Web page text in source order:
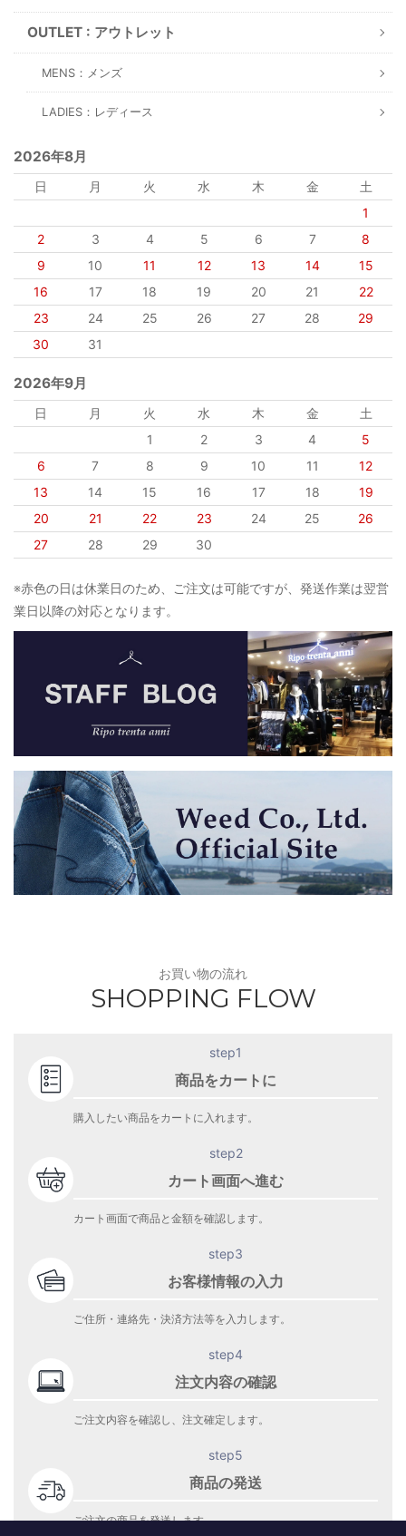
OUTLET : アウトレット
MENS：メンズ
LADIES：レディース
2026年8月
日 月 火 水 木 金
土
1
2
3 4 5 6 7
8
9
10 11 12 13 14
15
16
17 18 19 20 21
22
23
24 25 26 27 28
29
30
31
2026年9月
日 月 火 水 木 金
土
1
2 3 4
5
6
7 8 9 10 11
12
13
14 15 16 17 18
19
20
21 22 23 24 25
26
27
28 29 30
※赤色の日は休業日のため、ご注文は可能ですが、発送作業は翌営
業日以降の対応となります。
お買い物の流れ
SHOPPING FLOW
step1
商品をカートに
購入したい商品をカートに入れます。
step2
カート画面へ進む
カート画面で商品と金額を確認します。
step3
お客様情報の入力
ご住所・連絡先・決済方法等を入力します。
step4
注文内容の確認
ご注文内容を確認し、注文確定します。
step5
商品の発送
ご注文の商品を発送します。